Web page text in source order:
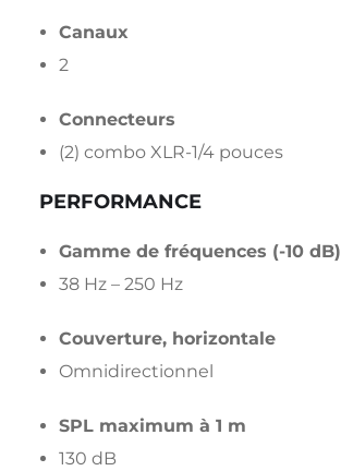
Canaux
2
Connecteurs
(2) combo XLR-1/4 pouces
PERFORMANCE
Gamme de fréquences (-10 dB)
38 Hz – 250 Hz
Couverture, horizontale
Omnidirectionnel
SPL maximum à 1 m
130 dB